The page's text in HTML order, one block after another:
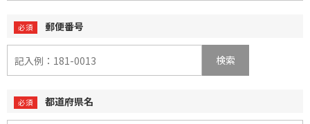
郵便番号
検索
都道府県名